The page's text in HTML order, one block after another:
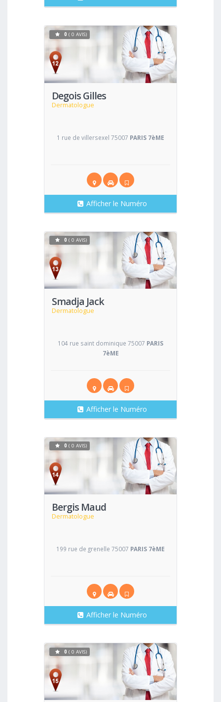
Degois Gilles
Dermatologue
Voir
0 ( 0 AVIS)
1 rue de villersexel 75007 PARIS 7èME
Afficher le Numéro
Smadja Jack
Dermatologue
Voir
0 ( 0 AVIS)
104 rue saint dominique 75007 PARIS
7èME
Afficher le Numéro
Bergis Maud
Dermatologue
Voir
0 ( 0 AVIS)
199 rue de grenelle 75007 PARIS 7èME
Afficher le Numéro
Voir
0 ( 0 AVIS)